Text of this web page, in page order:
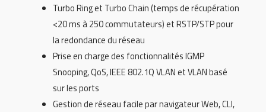
Turbo Ring et Turbo Chain (temps de récupération
<20 ms à 250 commutateurs) et RSTP/STP pour
la redondance du réseau
Prise en charge des fonctionnalités IGMP
Snooping, QoS, IEEE 802.1Q VLAN et VLAN basé
sur les ports
Gestion de réseau facile par navigateur Web, CLI,